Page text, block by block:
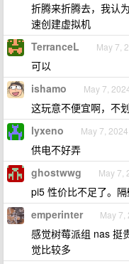
折腾来折腾去，我认
速创建虚拟机
TerranceL May 7,
可以
ishamo May 7,
这玩意不便宜啊，不
lyxeno May 7, 2024
供电不好弄
ghostwwg May 7,
pi5 性价比不足了。隔
emperinter May 7,
感觉树莓派组 nas 挺
觉比较多